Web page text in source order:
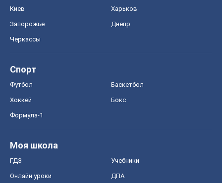
Киев Харьков
Запорожье Днепр
Черкассы
Спорт
Футбол Баскетбол
Хоккей Бокс
Формула-1
Моя школа
ГДЗ Учебники
Онлайн уроки ДПА